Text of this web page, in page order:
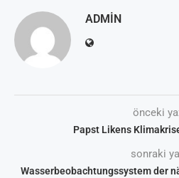
ADMIN
önceki
Papst Likens
sonraki
Wasserbeobachtungssystem der